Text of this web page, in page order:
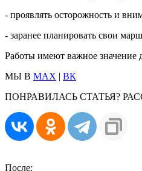
- проявлять осторожность и
- заранее планировать свои
Работы имеют важное значение
МЫ В MAX | ВК
ПОНРАВИЛАСЬ СТАТЬЯ?
После: